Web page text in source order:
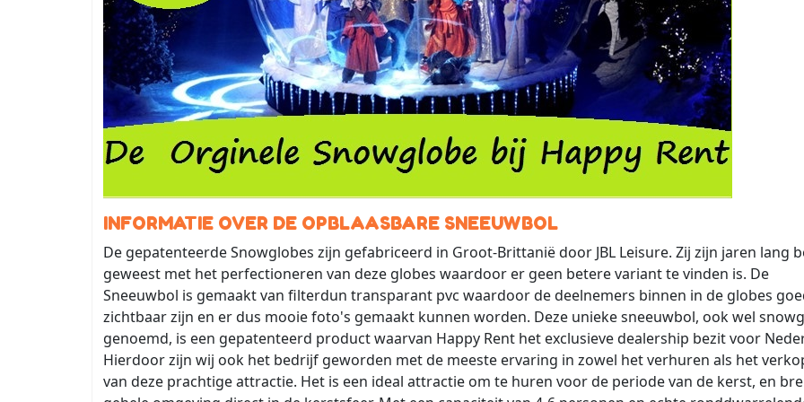
INFORMATIE OVER DE OPBLAASBARE SNEEUWBOL
De gepatenteerde Snowglobes zijn gefabriceerd in Groot-Brittanië door JBL Leisure. Zij zijn jaren lang
geweest met het perfectioneren van deze globes waardoor er geen betere variant te vinden is. De
Sneeuwbol is gemaakt van filterdun transparant pvc waardoor de deelnemers binnen in de globes
zichtbaar zijn en er dus mooie foto's gemaakt kunnen worden. Deze unieke sneeuwbol, ook wel
genoemd, is een gepatenteerd product waarvan Happy Rent het exclusieve dealership bezit voor
Hierdoor zijn wij ook het bedrijf geworden met de meeste ervaring in zowel het verhuren als het
van deze prachtige attractie. Het is een ideal attractie om te huren voor de periode van de kerst, en